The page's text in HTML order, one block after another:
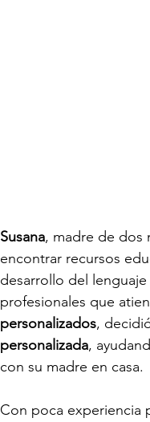
Susana, madre de dos
encontrar recursos
desarrollo del
profesionales que
personalizados,
personalizada,
con su madre en casa.
Con poca experiencia